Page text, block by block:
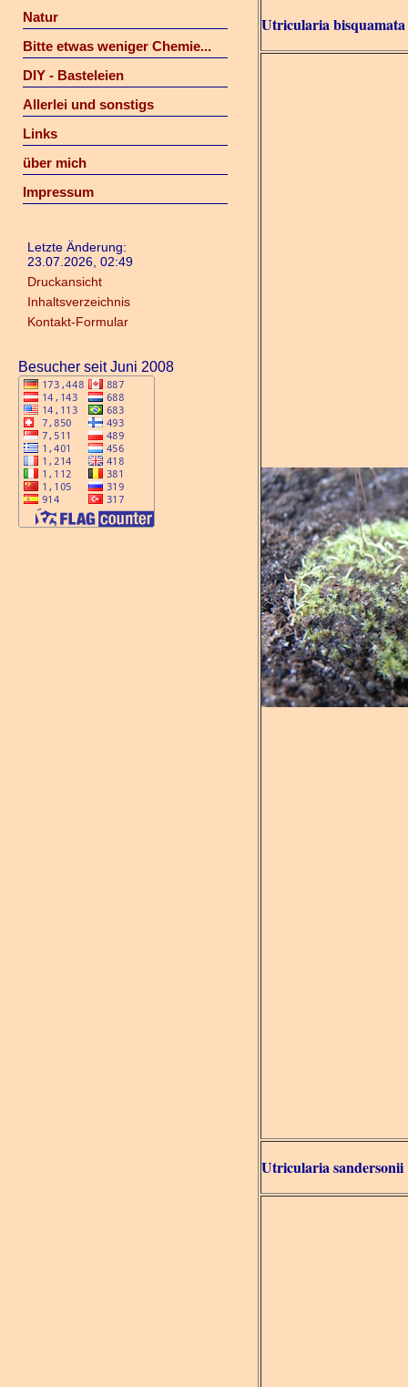
Natur
Bitte etwas weniger Chemie...
DIY - Basteleien
Allerlei und sonstigs
Links
über mich
Impressum
Letzte Änderung:
23.07.2026, 02:49
Druckansicht
Inhaltsverzeichnis
Kontakt-Formular
Besucher seit Juni 2008
Utricularia bisquamata
Utricularia sandersonii